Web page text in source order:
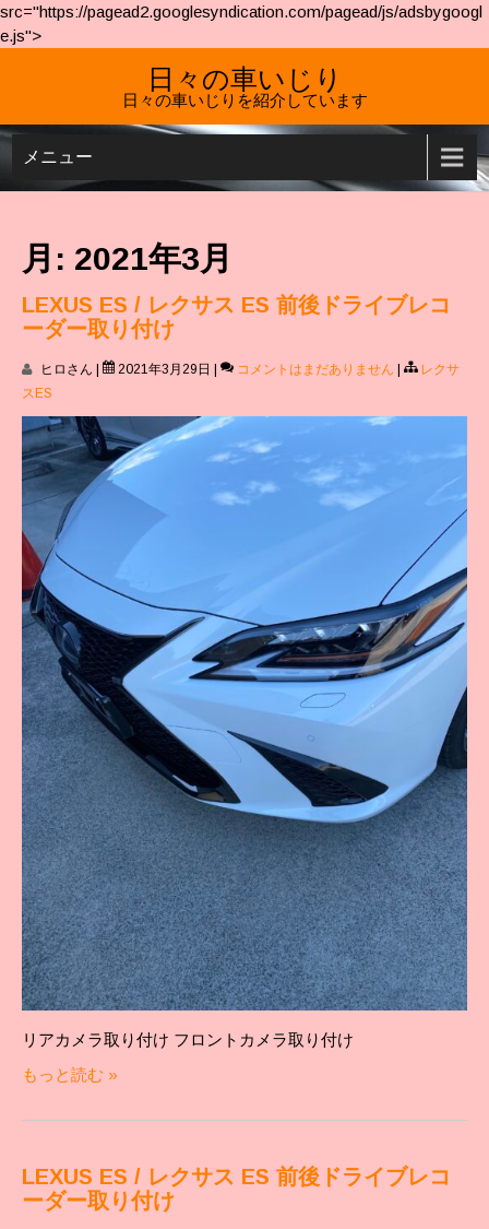
src="https://pagead2.googlesyndication.com/pagead/js/adsbygoogl
e.js">
日々の車いじり
日々の車いじりを紹介しています
メニュー
月: 2021年3月
LEXUS ES / レクサス ES 前後ドライブレコ
ーダー取り付け
ヒロさん 2021年3月29日 コメントはまだありません
レクサ
スES
リアカメラ取り付け フロントカメラ取り付け
もっと読む »
LEXUS ES / レクサス ES 前後ドライブレコ
ーダー取り付け